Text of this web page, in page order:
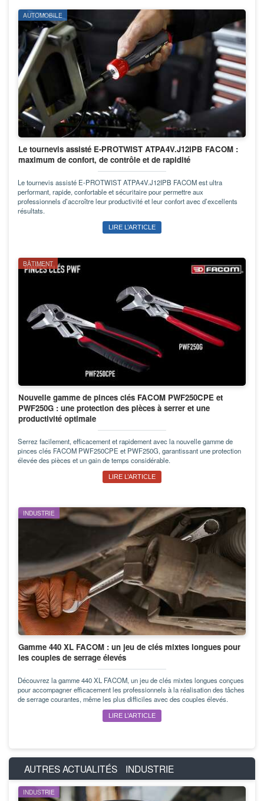
AUTOMOBILE
Le tournevis assisté E-PROTWIST ATPA4V.J12IPB FACOM :
maximum de confort, de contrôle et de rapidité
Le tournevis assisté E-PROTWIST ATPA4V.J12IPB FACOM est ultra
performant, rapide, confortable et sécuritaire pour permettre aux
professionnels d’accroître leur productivité et leur confort avec d’excellents
résultats.
LIRE L’ARTICLE
BÂTIMENT
Nouvelle gamme de pinces clés FACOM PWF250CPE et
PWF250G : une protection des pièces à serrer et une
productivité optimale
Serrez facilement, efficacement et rapidement avec la nouvelle gamme de
pinces clés FACOM PWF250CPE et PWF250G, garantissant une protection
élevée des pièces et un gain de temps considérable.
LIRE L’ARTICLE
INDUSTRIE
Gamme 440 XL FACOM : un jeu de clés mixtes longues pour
les couples de serrage élevés
Découvrez la gamme 440 XL FACOM, un jeu de clés mixtes longues conçues
pour accompagner efficacement les professionnels à la réalisation des tâches
de serrage courantes, même les plus difficiles avec des couples élevés.
LIRE L’ARTICLE
AUTRES ACTUALITÉS INDUSTRIE
INDUSTRIE